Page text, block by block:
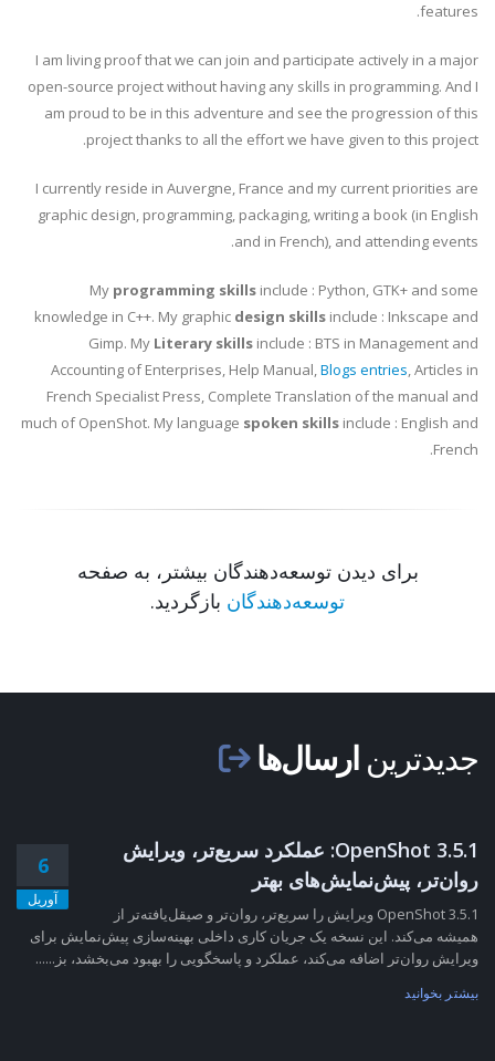
features.
I am living proof that we can join and participate actively in a major
open-source project without having any skills in programming. And I
am proud to be in this adventure and see the progression of this
project thanks to all the effort we have given to this project.
I currently reside in Auvergne, France and my current priorities are
graphic design, programming, packaging, writing a book (in English
and in French), and attending events.
My programming skills include : Python, GTK+ and some
knowledge in C++. My graphic design skills include : Inkscape and
Gimp. My Literary skills include : BTS in Management and
Accounting of Enterprises, Help Manual,Blogs entries, Articles in
French Specialist Press, Complete Translation of the manual and
much of OpenShot. My language spoken skills include : English and
French.
برای دیدن توسعه‌دهندگان بیشتر، به صفحه
توسعه‌دهندگان بازگردید.
جدیدترین ارسال‌ها
6
آوریل
OpenShot 3.5.1: عملکرد سریع‌تر، ویرایش
روان‌تر، پیش‌نمایش‌های بهتر
OpenShot 3.5.1 ویرایش را سریع‌تر، روان‌تر و صیقل‌یافته‌تر از
همیشه می‌کند. این نسخه یک جریان کاری داخلی بهینه‌سازی پیش‌نمایش برای
ویرایش روان‌تر اضافه می‌کند، عملکرد و پاسخگویی را بهبود می‌بخشد، بز......
بیشتر بخوانید